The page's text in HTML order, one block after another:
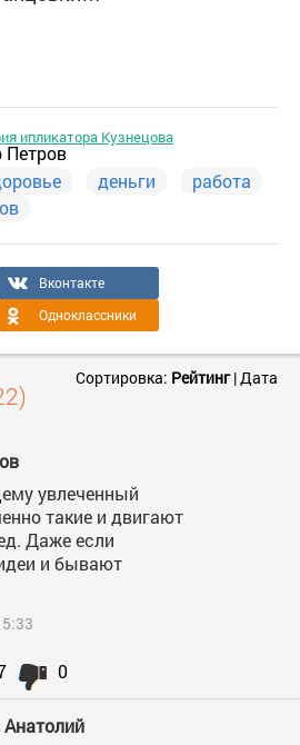
ипликатора Кузнецова
Петров
деньги
работа
Вконтакте
Одноклассники
Сортировка: Рейтинг|Дата
увлеченный
такие и двигают
Даже если
и бывают
0
Анатолий